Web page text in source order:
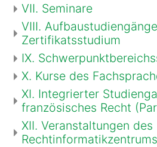
VII. Seminare
VIII.
Zertifikatsstudium
IX.
X. Kurse des
XI. Integrierter
französisches Recht
XII. Veranstaltungen des
Rechtinformatikzentrums